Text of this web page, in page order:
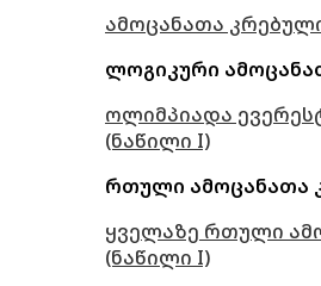
ამოცანათა
ლოგიკური
ოლიმპიადა
(ნაწილი I)
რთული ამოცანათა
ყველაზე რთული
(ნაწილი I)